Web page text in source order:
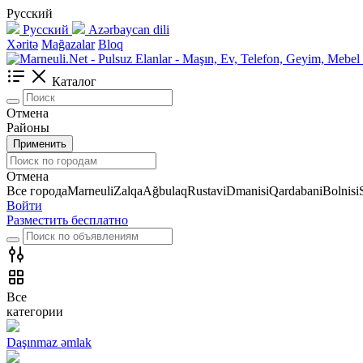
Русский
Русский
Azərbaycan dili
Xəritə Mağazalar Bloq
Каталог
Отмена
Районы
Применить
Отмена
Все городаMarneuliZalqaAğbulaqRustaviDmanisiQardabaniBolnisi
Войти
Разместить бесплатно
Все
категории
Daşınmaz əmlak